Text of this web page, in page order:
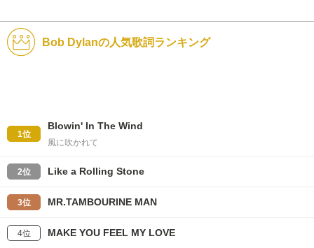
Bob Dylanの人気歌詞ランキング
1位
Blowin' In The Wind
風に吹かれて
2位 Like a Rolling Stone
3位 MR.TAMBOURINE MAN
4位 MAKE YOU FEEL MY LOVE